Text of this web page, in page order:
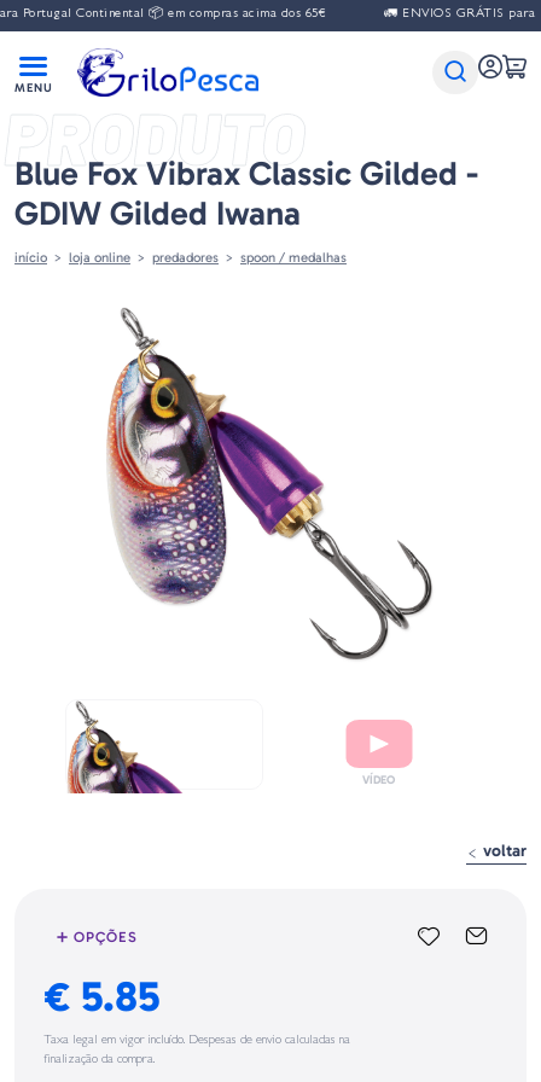
Portugal Continental 📦 em compras acima dos 65€ 🚛 ENVIOS GRÁTIS para
PRODUTO
Blue Fox Vibrax Classic Gilded -
GDIW Gilded Iwana
início loja online predadores spoon / medalhas
voltar
➕ OPÇÕES
€ 5.85
Taxa legal em vigor incluído. Despesas de envio calculadas na
finalização da compra.